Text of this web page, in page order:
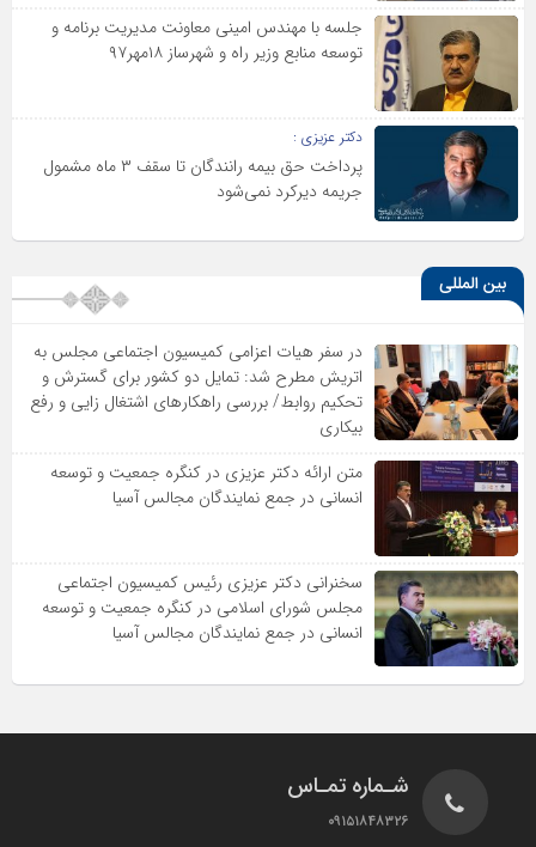
جلسه با مهندس امینی معاونت مدیریت برنامه و
توسعه منابع وزیر راه و شهرساز ۱۸مهر۹۷
دکتر عزیزی :
پرداخت حق بیمه رانندگان تا سقف ۳ ماه مشمول
جریمه دیرکرد نمی‌شود
بین المللی
در سفر هیات اعزامی کمیسیون اجتماعی مجلس به
اتریش مطرح شد: تمایل دو کشور برای گسترش و
تحکیم روابط/ بررسی راهکارهای اشتغال زایی و رفع
بیکاری
متن ارائه دکتر عزیزى در کنگره جمعیت و توسعه
انسانى در جمع نمایندگان مجالس آسیا
سخنرانى دکتر عزیزى رئیس کمیسیون اجتماعى
مجلس شوراى اسلامى در کنگره جمعیت و توسعه
انسانى در جمع نمایندگان مجالس آسیا
شـماره تمـاس
۰۹۱۵۱۸۴۸۳۲۶